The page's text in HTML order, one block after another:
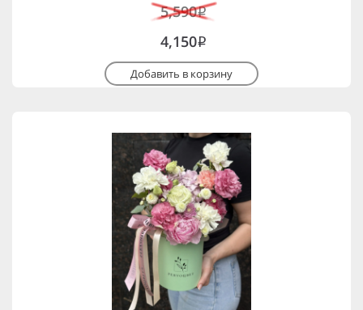
5,590i
4,150i
Добавить в корзину